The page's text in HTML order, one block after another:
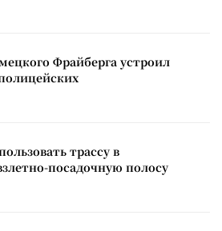
Фрайберга устроил
трассу в
посадочную полосу